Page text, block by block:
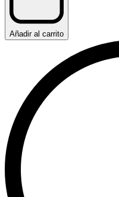
Añadir al carrito